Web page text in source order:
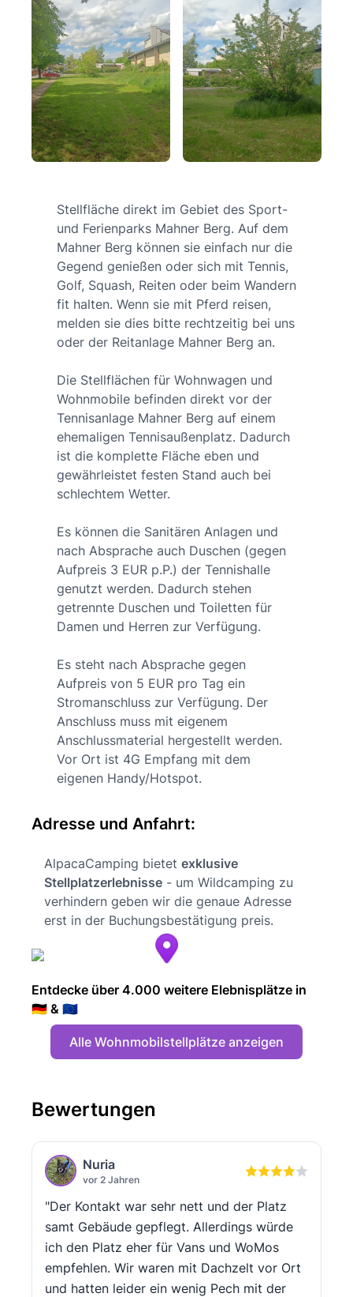
Stellfläche direkt im Gebiet des Sport-
und Ferienparks Mahner Berg. Auf dem
Mahner Berg können sie einfach nur die
Gegend genießen oder sich mit Tennis,
Golf, Squash, Reiten oder beim Wandern
fit halten. Wenn sie mit Pferd reisen,
melden sie dies bitte rechtzeitig bei uns
oder der Reitanlage Mahner Berg an.
Die Stellflächen für Wohnwagen und
Wohnmobile befinden direkt vor der
Tennisanlage Mahner Berg auf einem
ehemaligen Tennisaußenplatz. Dadurch
ist die komplette Fläche eben und
gewährleistet festen Stand auch bei
schlechtem Wetter.
Es können die Sanitären Anlagen und
nach Absprache auch Duschen (gegen
Aufpreis 3 EUR p.P.) der Tennishalle
genutzt werden. Dadurch stehen
getrennte Duschen und Toiletten für
Damen und Herren zur Verfügung.
Es steht nach Absprache gegen
Aufpreis von 5 EUR pro Tag ein
Stromanschluss zur Verfügung. Der
Anschluss muss mit eigenem
Anschlussmaterial hergestellt werden.
Vor Ort ist 4G Empfang mit dem
eigenen Handy/Hotspot.
Adresse und Anfahrt:
AlpacaCamping bietet exklusive
Stellplatzerlebnisse - um Wildcamping zu
verhindern geben wir die genaue Adresse
erst in der Buchungsbestätigung preis.
Entdecke über 4.000 weitere Elebnisplätze in
🇩🇪 & 🇪🇺
Alle Wohnmobilstellplätze anzeigen
Bewertungen
Nuria
vor 2 Jahren
"Der Kontakt war sehr nett und der Platz
samt Gebäude gepflegt. Allerdings würde
ich den Platz eher für Vans und WoMos
empfehlen. Wir waren mit Dachzelt vor Ort
und hatten leider ein wenig Pech mit der